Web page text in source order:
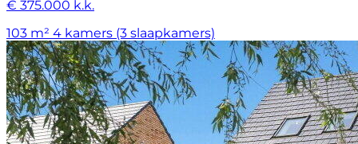
€ 375.000 k.k.
103 m² 4 kamers (3 slaapkamers)